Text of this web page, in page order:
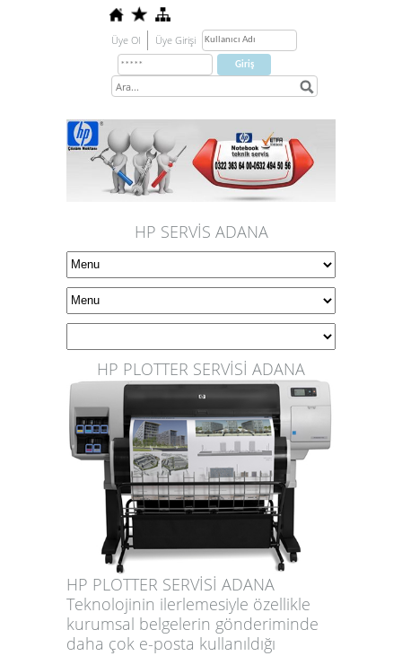
Üye Ol Üye Girişi
HP SERVİS ADANA
HP PLOTTER SERVİSİ ADANA
HP PLOTTER SERVİSİ ADANA
Teknolojinin ilerlemesiyle özellikle
kurumsal belgelerin gönderiminde
daha çok e-posta kullanıldığı